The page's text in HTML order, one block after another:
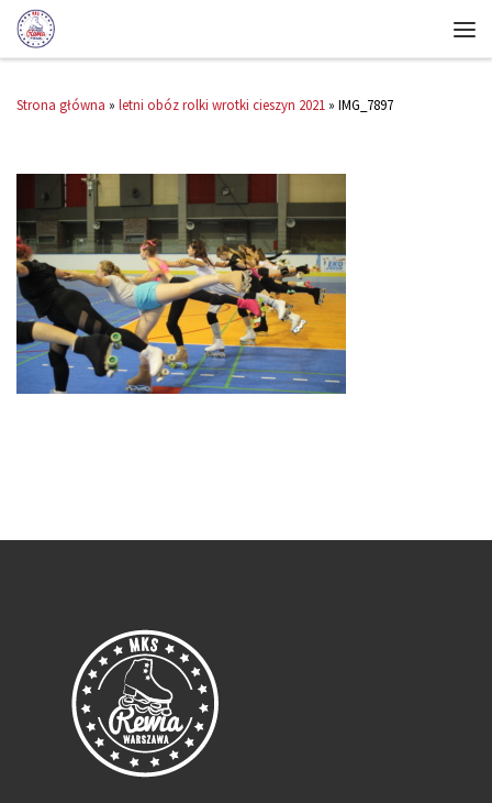
Strona główna » letni obóz rolki wrotki cieszyn 2021 » IMG_7897